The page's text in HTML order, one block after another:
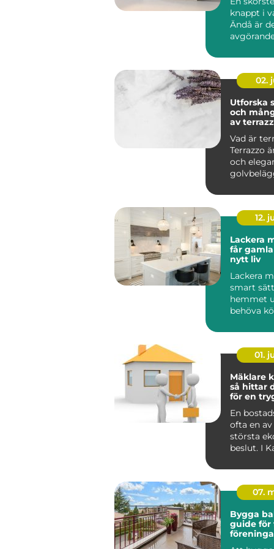
knappt i
Ändå är
värmek...
02.
Utforska
och
av
Vad är
Terrazzo
och
12.
Lackera
får
nytt liv
Lackera
smart
hemmet
behöva
01.
Mäklare
så hittar
för en
En
ofta en
största
beslut. I
dessut...
07.
Bygga
guide för